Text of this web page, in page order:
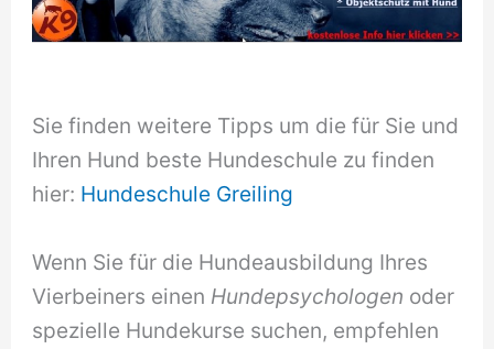
Sie finden weitere Tipps um die für Sie und
Ihren Hund beste Hundeschule zu finden
hier: Hundeschule Greiling
Wenn Sie für die Hundeausbildung Ihres
Vierbeiners einen Hundepsychologen oder
spezielle Hundekurse suchen, empfehlen